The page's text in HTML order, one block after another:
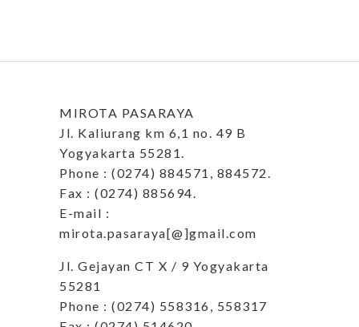
MIROTA PASARAYA
Jl. Kaliurang km 6,1 no. 49 B
Yogyakarta 55281.
Phone : (0274) 884571, 884572.
Fax : (0274) 885694.
E-mail :
mirota.pasaraya[@]gmail.com
Jl. Gejayan CT X / 9 Yogyakarta
55281
Phone : (0274) 558316, 558317